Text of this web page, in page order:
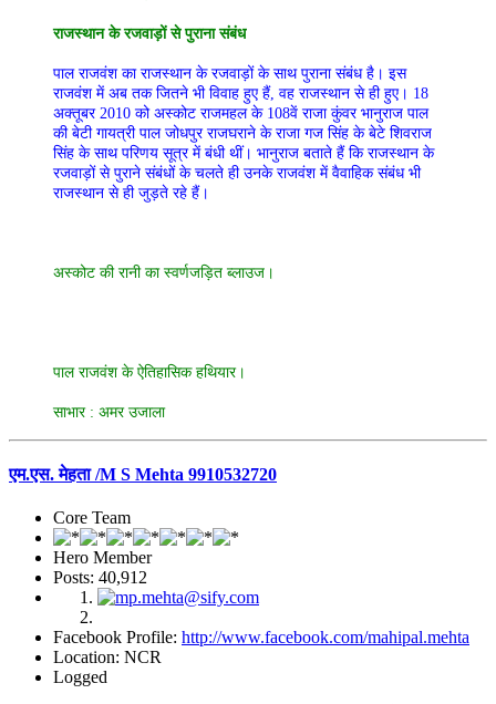
राजस्थान के रजवाड़ों से पुराना संबंध
पाल राजवंश का राजस्थान के रजवाड़ों के साथ पुराना संबंध है। इस
राजवंश में अब तक जितने भी विवाह हुए हैं, वह राजस्थान से ही हुए। 18
अक्तूबर 2010 को अस्कोट राजमहल के 108वें राजा कुंवर भानुराज पाल
की बेटी गायत्री पाल जोधपुर राजघराने के राजा गज सिंह के बेटे शिवराज
सिंह के साथ परिणय सूत्र में बंधी थीं। भानुराज बताते हैं कि राजस्थान के
रजवाड़ों से पुराने संबंधों के चलते ही उनके राजवंश में वैवाहिक संबंध भी
राजस्थान से ही जुड़ते रहे हैं।
अस्कोट की रानी का स्वर्णजड़ित ब्लाउज।
पाल राजवंश के ऐतिहासिक हथियार।
साभार : अमर उजाला
एम.एस. मेहता /M S Mehta 9910532720
Core Team
Hero Member
Posts: 40,912
Facebook Profile: http://www.facebook.com/mahipal.mehta
Location: NCR
Logged